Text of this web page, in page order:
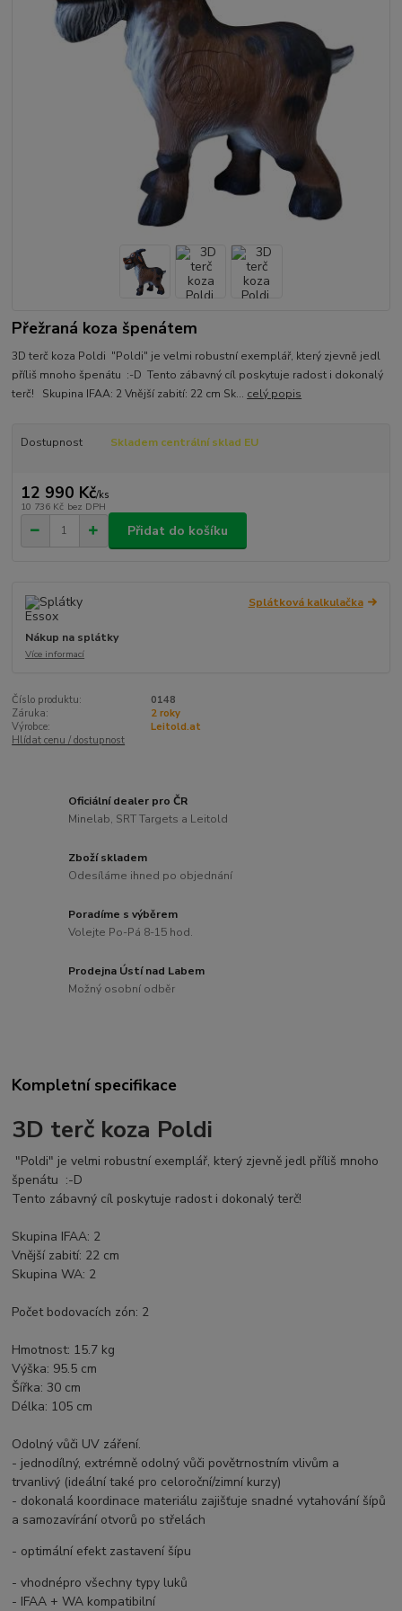
Přežraná koza špenátem
3D terč koza Poldi "Poldi" je velmi robustní exemplář, který zjevně jedl
příliš mnoho špenátu :-D Tento zábavný cíl poskytuje radost i dokonalý
terč! Skupina IFAA: 2 Vnější zabití: 22 cm Sk... celý popis
Dostupnost Skladem centrální sklad EU
12 990 Kč/ks
10 736 Kč bez DPH
Přidat do košíku
Splátková kalkulačka
Nákup na splátky
Více informací
Číslo produktu:
0148
Záruka:
2 roky
Výrobce:
Leitold.at
Hlídat cenu / dostupnost
Oficiální dealer pro ČR
Minelab, SRT Targets a Leitold
Zboží skladem
Odesíláme ihned po objednání
Poradíme s výběrem
Volejte Po-Pá 8-15 hod.
Prodejna Ústí nad Labem
Možný osobní odběr
Kompletní specifikace
3D terč koza Poldi
"Poldi" je velmi robustní exemplář, který zjevně jedl příliš mnoho
špenátu :-D
Tento zábavný cíl poskytuje radost i dokonalý terč!
Skupina IFAA: 2
Vnější zabití: 22 cm
Skupina WA: 2
Počet bodovacích zón: 2
Hmotnost: 15.7 kg
Výška: 95.5 cm
Šířka: 30 cm
Délka: 105 cm
Odolný vůči UV záření.
- jednodílný, extrémně odolný vůči povětrnostním vlivům a
trvanlivý (ideální také pro celoroční/zimní kurzy)
- dokonalá koordinace materiálu zajišťuje snadné vytahování šípů
a samozavírání otvorů po střelách
- optimální efekt zastavení šípu
- vhodnépro všechny typy luků
- IFAA + WA kompatibilní